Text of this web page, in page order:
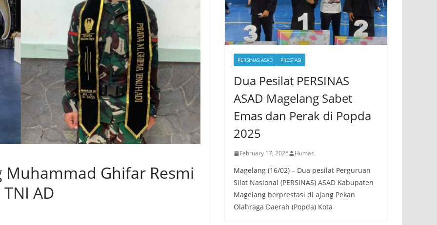
Muhammad Ghifar Resmi
AD
PERSINAS ASAD PRESTASI
Dua Pesilat PERSINAS
ASAD Magelang Sabet
Emas dan Perak di Popda
2025
February 17, 2025 Humas
Magelang (16/02) – Dua pesilat Perguruan
Silat Nasional (PERSINAS) ASAD Kabupaten
Magelang berprestasi di ajang Pekan
Olahraga Daerah (Popda) Kota